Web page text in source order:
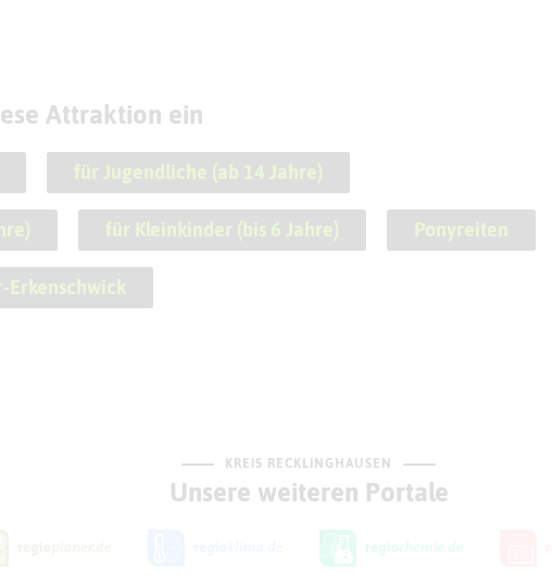
Attraktion ein
für Jugendliche (ab 14 Jahre)
für Kleinkinder (bis 6 Jahre) Ponyreiten
Erkenschwick
KREIS RECKLINGHAUSEN
Unsere weiteren Portale